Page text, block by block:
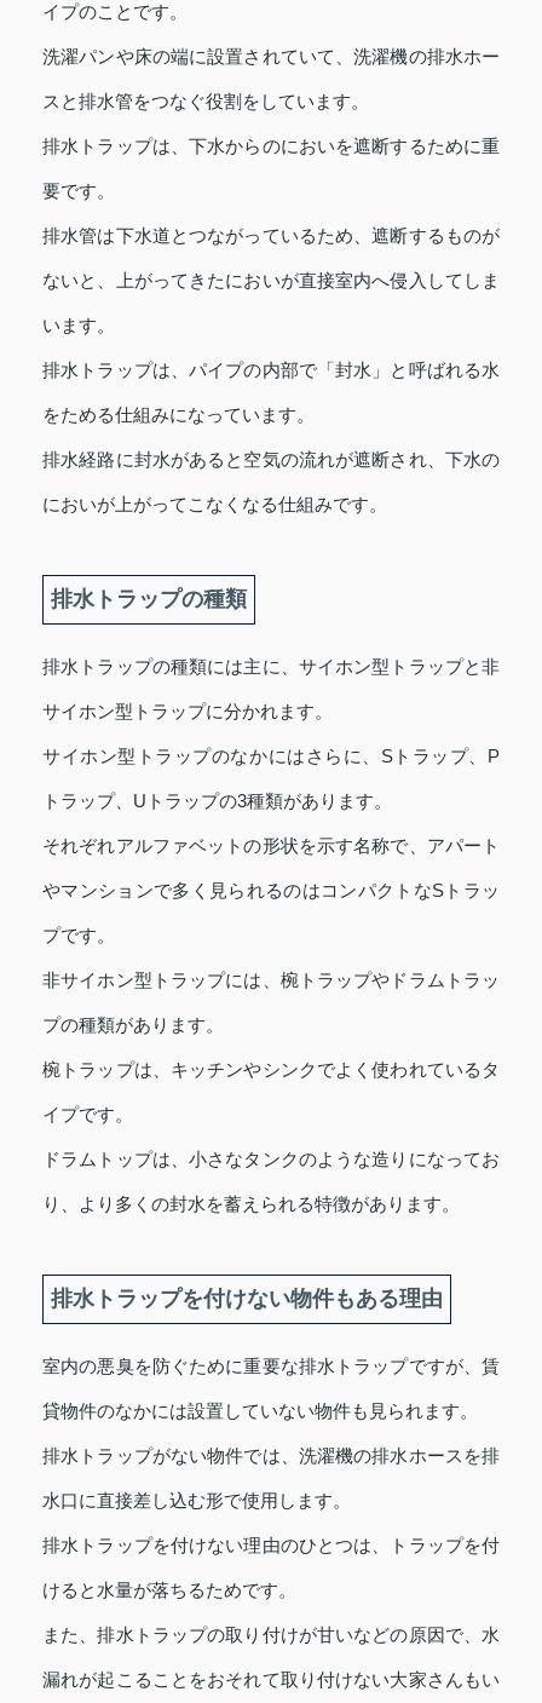
イプのことです。
洗濯パンや床の端に設置されていて、洗濯機の排水ホー
スと排水管をつなぐ役割をしています。
排水トラップは、下水からのにおいを遮断するために重
要です。
排水管は下水道とつながっているため、遮断するものが
ないと、上がってきたにおいが直接室内へ侵入してしま
います。
排水トラップは、パイプの内部で「封水」と呼ばれる水
をためる仕組みになっています。
排水経路に封水があると空気の流れが遮断され、下水の
においが上がってこなくなる仕組みです。
排水トラップの種類
排水トラップの種類には主に、サイホン型トラップと非
サイホン型トラップに分かれます。
サイホン型トラップのなかにはさらに、Sトラップ、P
トラップ、Uトラップの3種類があります。
それぞれアルファベットの形状を示す名称で、アパート
やマンションで多く見られるのはコンパクトなSトラッ
プです。
非サイホン型トラップには、椀トラップやドラムトラッ
プの種類があります。
椀トラップは、キッチンやシンクでよく使われているタ
イプです。
ドラムトップは、小さなタンクのような造りになってお
り、より多くの封水を蓄えられる特徴があります。
排水トラップを付けない物件もある理由
室内の悪臭を防ぐために重要な排水トラップですが、賃
貸物件のなかには設置していない物件も見られます。
排水トラップがない物件では、洗濯機の排水ホースを排
水口に直接差し込む形で使用します。
排水トラップを付けない理由のひとつは、トラップを付
けると水量が落ちるためです。
また、排水トラップの取り付けが甘いなどの原因で、水
漏れが起こることをおそれて取り付けない大家さんもい